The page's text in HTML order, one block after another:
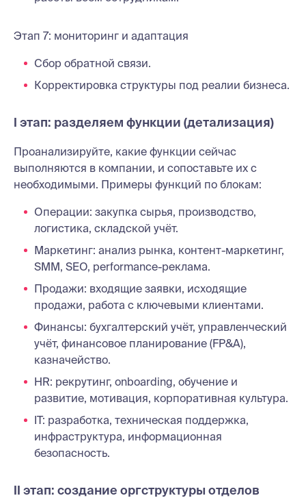
Этап 7: мониторинг и адаптация
Сбор обратной связи.
Корректировка структуры под реалии бизнеса.
I этап: разделяем функции (детализация)
Проанализируйте, какие функции сейчас
выполняются в компании, и сопоставьте их с
необходимыми. Примеры функций по блокам:
Операции: закупка сырья, производство,
логистика, складской учёт.
Маркетинг: анализ рынка, контент-маркетинг,
SMM, SEO, performance-реклама.
Продажи: входящие заявки, исходящие
продажи, работа с ключевыми клиентами.
Финансы: бухгалтерский учёт, управленческий
учёт, финансовое планирование (FP&A),
казначейство.
HR: рекрутинг, onboarding, обучение и
развитие, мотивация, корпоративная культура.
IT: разработка, техническая поддержка,
инфраструктура, информационная
безопасность.
II этап: создание оргструктуры отделов